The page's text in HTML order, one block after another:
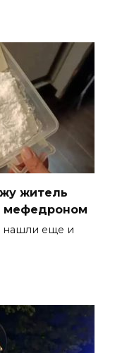
житель
мефедроном
нашли еще и